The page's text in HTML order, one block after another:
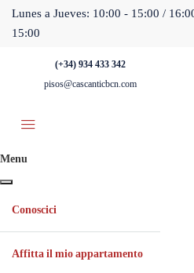
Lunes a Jueves: 10:00 - 15:00 /
15:00
(+34) 934 433 342
pisos@cascanticbcn.com
Menu
Conoscici
Affitta il mio appartamento